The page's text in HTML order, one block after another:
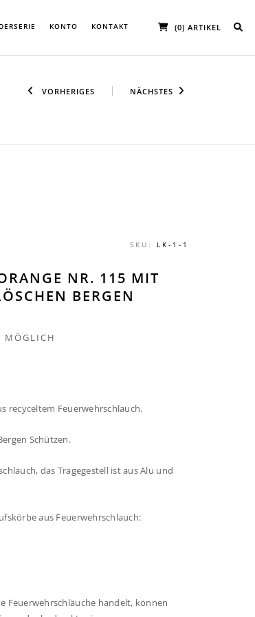
KONTO KONTAKT (0) ARTIKEL
VORHERIGES NÄCHSTES
SKU: LK-1-1
NR. 115 MIT
BERGEN
MÖGLICH
recyceltem Feuerwehrschlauch.
Schützen.
das Tragegestell ist aus Alu und
aus Feuerwehrschlauch:
Feuerwehrschläuche handelt, können